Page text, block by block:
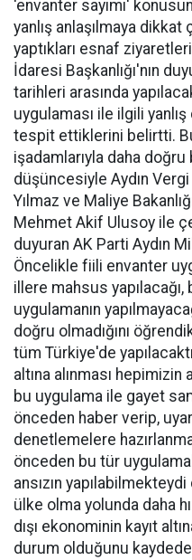
'envanter sayımı'
yanlış anlaşılmaya dikkat
yaptıkları esnaf
İdaresi Başkanlığı'nın
tarihleri arasında
uygulaması ile ilgili yanlış
tespit ettiklerini belirtti.
işadamlarıyla daha doğru
düşüncesiyle Aydın
Yılmaz ve Maliye
Mehmet Akif Ulusoy ile
duyuran AK Parti Aydın
Öncelikle fiili envanter
illere mahsus
uygulamanın
doğru olmadığını
tüm Türkiye'de
altına alınması hepimizin
bu uygulama ile gayet
önceden haber verip,
denetlemelere
önceden bu tür
ansızın
ülke olma yolunda daha
dışı ekonominin kayıt
durum olduğunu